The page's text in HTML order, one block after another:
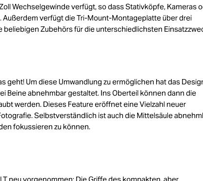
Wechselgewinde verfügt, so dass Stativköpfe, Kameras
verfügt die Tri-Mount-Montageplatte über drei
Zubehörs für die unterschiedlichsten
geht! Um diese Umwandlung zu ermöglichen hat das
Beine abnehmbar gestaltet. Ins Oberteil können dann die
werden. Dieses Feature eröffnet eine Vielzahl neuer
Selbstverständlich ist auch die Mittelsäule
fokussieren zu können.